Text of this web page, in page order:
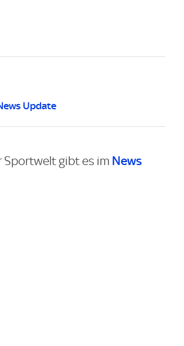
Update
gibt es im News